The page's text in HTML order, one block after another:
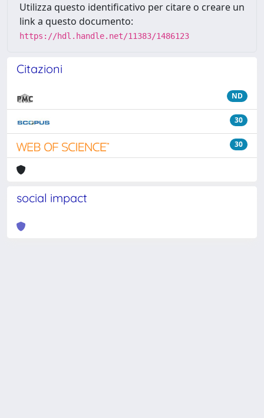
Utilizza questo identificativo per citare o creare un
link a questo documento:
https://hdl.handle.net/11383/1486123
Citazioni
ND
30
30
social impact